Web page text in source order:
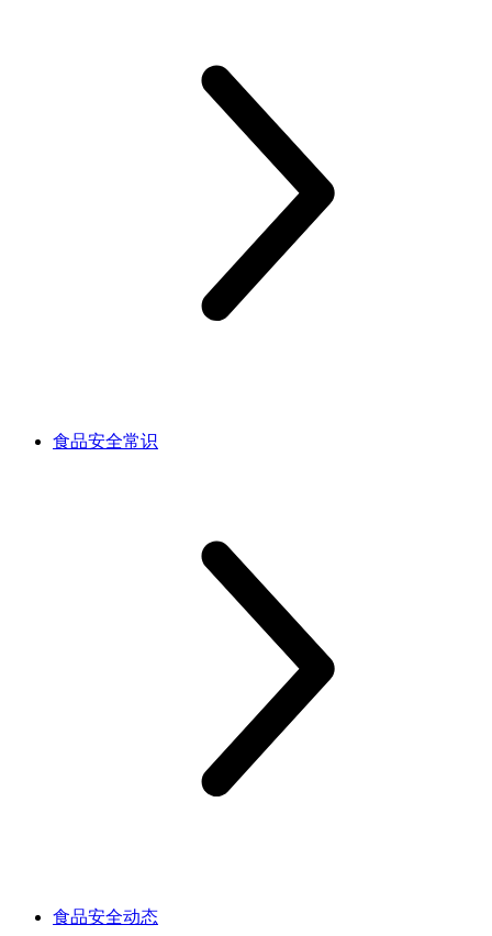
食品安全常识
食品安全动态